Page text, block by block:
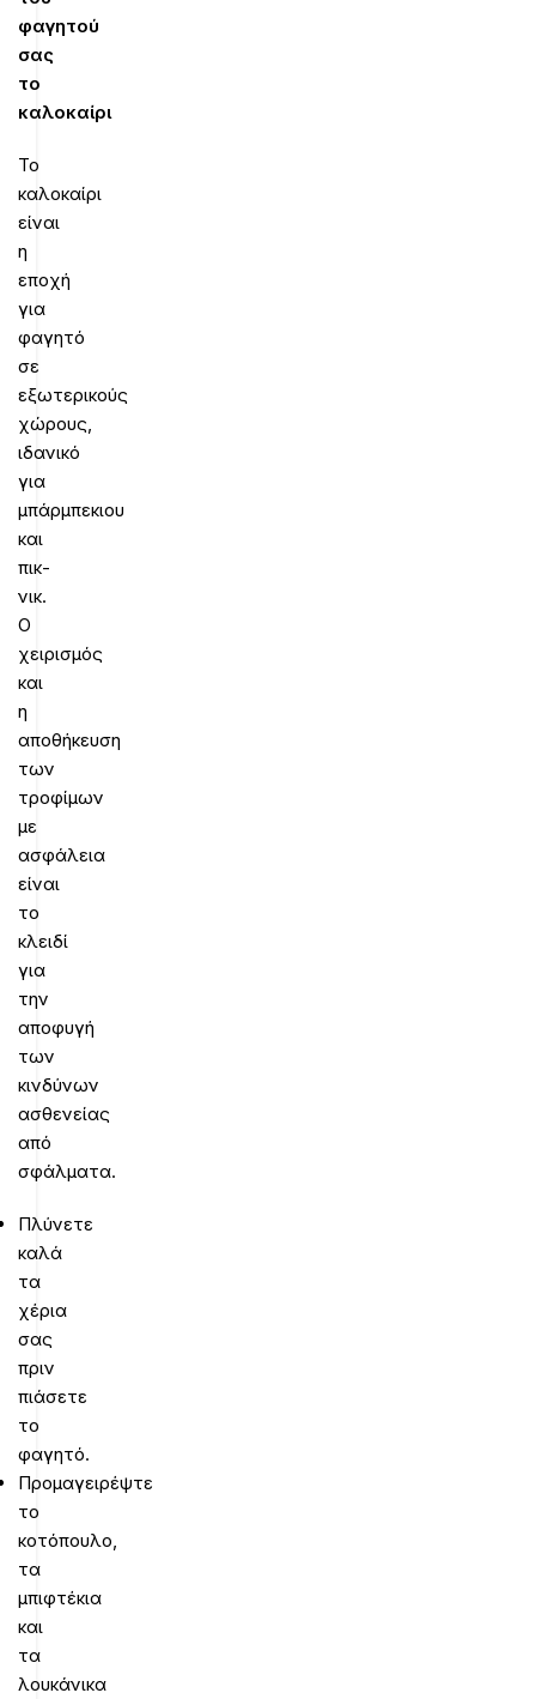
φαγητού
σας
το
καλοκαίρι
Το
καλοκαίρι
είναι
η
εποχή
για
φαγητό
σε
εξωτερικούς
χώρους,
ιδανικό
για
μπάρμπεκιου
και
πικ-
νικ.
Ο
χειρισμός
και
η
αποθήκευση
των
τροφίμων
με
ασφάλεια
είναι
το
κλειδί
για
την
αποφυγή
των
κινδύνων
ασθενείας
από
σφάλματα.
Πλύνετε
καλά
τα
χέρια
σας
πριν
πιάσετε
το
φαγητό.
Προμαγειρέψτε
το
κοτόπουλο,
τα
μπιφτέκια
και
τα
λουκάνικα